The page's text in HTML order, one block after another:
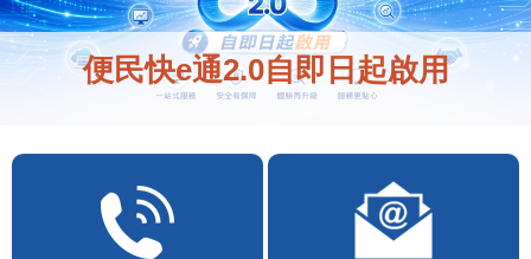
便民快e通2.0自即日起啟用